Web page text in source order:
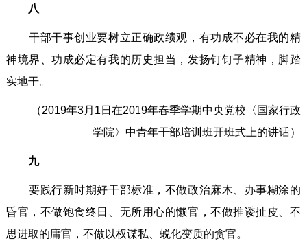
八
干部干事创业要树立正确政绩观，有功成不必在我的精
神境界、功成必定有我的历史担当，发扬钉钉子精神，脚踏
实地干。
（2019年3月1日在2019年春季学期中央党校〈国家行政
学院〉中青年干部培训班开班式上的讲话）
九
要践行新时期好干部标准，不做政治麻木、办事糊涂的
昏官，不做饱食终日、无所用心的懒官，不做推诿扯皮、不
思进取的庸官，不做以权谋私、蜕化变质的贪官。